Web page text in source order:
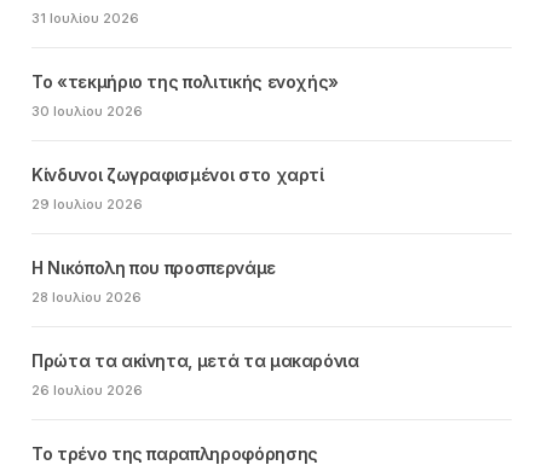
31 Ιουλίου 2026
Το «τεκμήριο της πολιτικής ενοχής»
30 Ιουλίου 2026
Κίνδυνοι ζωγραφισμένοι στο χαρτί
29 Ιουλίου 2026
Η Νικόπολη που προσπερνάμε
28 Ιουλίου 2026
Πρώτα τα ακίνητα, μετά τα μακαρόνια
26 Ιουλίου 2026
Το τρένο της παραπληροφόρησης